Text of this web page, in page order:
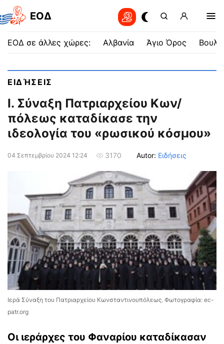
EOΔ
ΕΟΔ σε άλλες χώρες: Αλβανία Άγιο Όρος
ΕΙΔΉΣΕΙΣ
Ι. Σύναξη Πατριαρχείου Κων/
πόλεως καταδίκασε την
ιδεολογία του «ρωσικού κόσμου»
04 Σεπτεμβρίου 2024 12:24 3170 Autor: Ειδήσεις
Ιερά Σύναξη του Πατριαρχείου Κωνσταντινουπόλεως. Φωτογραφία: ec-
patr.org
Οι ιεράρχες του Φαναρίου καταδίκασαν